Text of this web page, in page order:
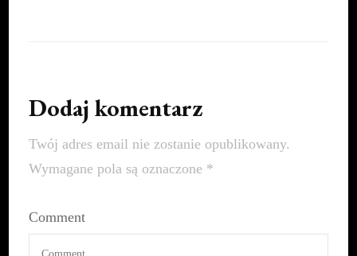
Dodaj komentarz
Twój adres email nie zostanie opublikowany.
Wymagane pola są oznaczone *
Comment